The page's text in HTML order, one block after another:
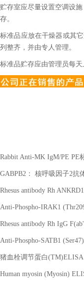
贮存室应尽量设置空调设
存。
标准品应放在干燥器或其
列整齐，并由专人管理。
标准品贮存应由管理员每
Rabbit Anti-MK IgM/PE PE
GABPB2 ： 核呼吸因子2抗
Rhesus antibody Rh
Anti-Phospho-IRAK1
Rhesus antibody Rh IgG
Anti-Phospho-SATB1
猪血栓调节蛋白(TM)ELISA
Human myosin (Myosin)